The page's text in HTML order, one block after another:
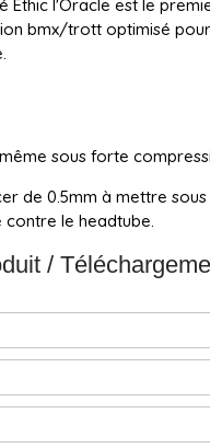
Ethic l'Oracle est le
bmx/trott optimisé
sous forte
de 0.5mm à mettre sous
le headtube.
/